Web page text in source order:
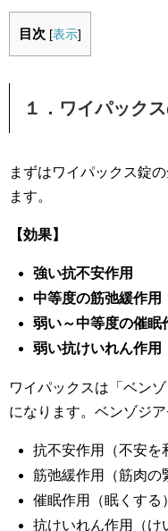
目次 [表示]
１．ワイパック
まずはワイパックス錠
ます。
【効果】
強い抗不安作用
中等度の筋弛緩作用
弱い～中等度の催眠
弱い抗けいれん作用
ワイパックスは「ベン
になります。ベンゾジア
抗不安作用（不安を
筋弛緩作用（筋肉の
催眠作用（眠くする）
抗けいれん作用（け